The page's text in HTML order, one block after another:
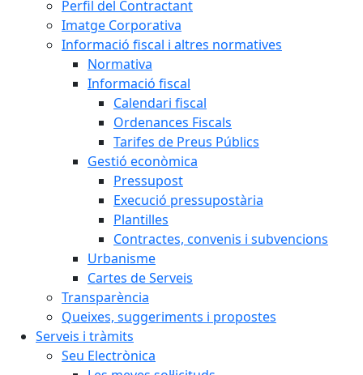
Perfil del Contractant
Imatge Corporativa
Informació fiscal i altres normatives
Normativa
Informació fiscal
Calendari fiscal
Ordenances Fiscals
Tarifes de Preus Públics
Gestió econòmica
Pressupost
Execució pressupostària
Plantilles
Contractes, convenis i subvencions
Urbanisme
Cartes de Serveis
Transparència
Queixes, suggeriments i propostes
Serveis i tràmits
Seu Electrònica